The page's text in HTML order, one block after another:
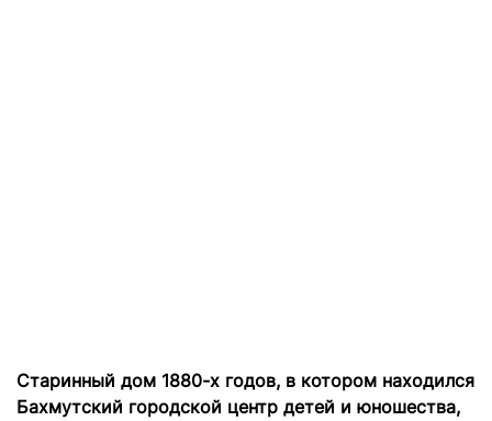
Старинный дом 1880-х годов, в котором находился
Бахмутский городской центр детей и юношества,